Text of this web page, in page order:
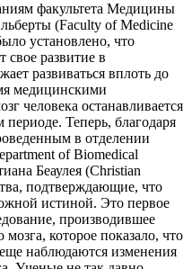
факультета Медицины
(Faculty of Medicine
установлено, что
свое развитие в
развиваться вплоть до
медицинскими
человека останавливается
Теперь, благодаря
в отделении
of Biomedical
Беаулея (Christian
подтверждающие, что
истиной. Это первое
производившее
мозга, которое показало, что
наблюдаются изменения